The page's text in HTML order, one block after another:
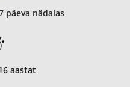
päeva nädalas
aastat